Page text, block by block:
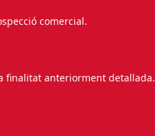
comercial.
finalitat anteriorment detallada.